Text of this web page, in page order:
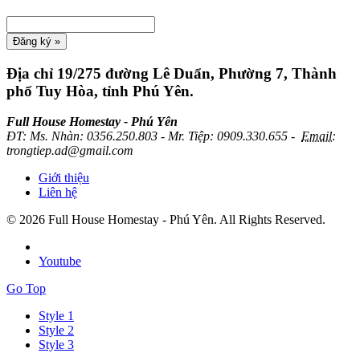
Địa chỉ 19/275 đường Lê Duẩn, Phường 7, Thành
phố Tuy Hòa, tỉnh Phú Yên.
Full House Homestay - Phú Yên
ĐT: Ms. Nhàn: 0356.250.803 - Mr. Tiệp: 0909.330.655 - Email:
trongtiep.ad@gmail.com
Giới thiệu
Liên hệ
© 2026 Full House Homestay - Phú Yên. All Rights Reserved.
Youtube
Go Top
Style 1
Style 2
Style 3